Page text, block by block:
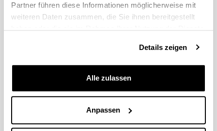
Partner führen diese Informationen möglicherweise mit
weiteren Daten zusammen, die Sie ihnen bereitgestellt
haben oder die sie im Rahmen Ihrer Nutzung der Dienste
Details zeigen
Alle zulassen
Anpassen